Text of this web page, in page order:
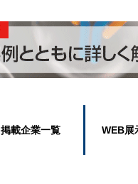
掲載企業一覧 WEB展